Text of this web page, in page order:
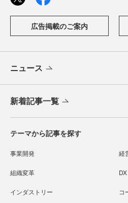
広告掲載のご案内
ニュース
新着記事一覧
テーマから記事を探す
事業開発 経
組織変革 DX
インダストリー コ